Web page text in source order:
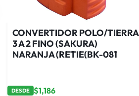
CONVERTIDOR POLO/TIERRA
3 A 2 FINO (SAKURA)
NARANJA (RETIE(BK-081
DESDE $1,186